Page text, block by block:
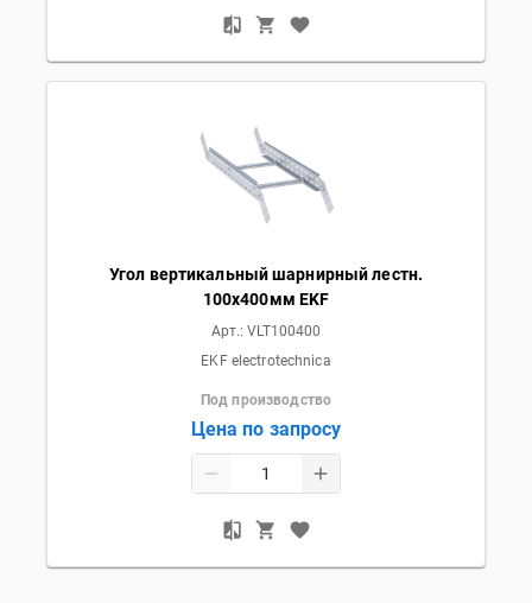
Угол вертикальный шарнирный лестн.
100x400мм EKF
Арт.:VLT100400
EKF electrotechnica
Под производство
Цена по запросу